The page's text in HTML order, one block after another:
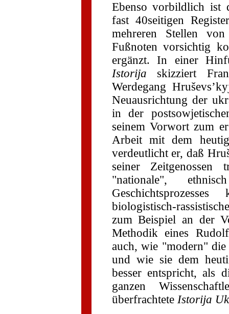
Ebenso vorbildlich ist
fast 40seitigen
mehreren Stellen
Fußnoten vorsichtig
ergänzt. In einer
Istorija skizziert
Werdegang
Neuausrichtung der
in der
seinem Vorwort zum
Arbeit mit dem
verdeutlicht er, daß
seiner
"nationale",
biologistisch-
zum Beispiel an der
Methodik eines
auch, wie "modern"
und wie sie dem
besser entspricht, als
ganzen
überfrachtete Istorija